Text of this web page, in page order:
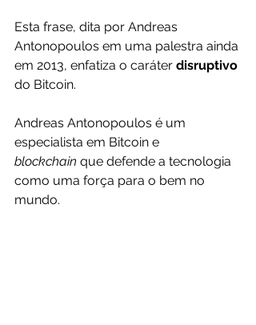
Esta frase, dita por Andreas
Antonopoulos em uma palestra ainda
em 2013, enfatiza o caráter disruptivo
do Bitcoin.
Andreas Antonopoulos é um
especialista em Bitcoin e
blockchain que defende a tecnologia
como uma força para o bem no
mundo.